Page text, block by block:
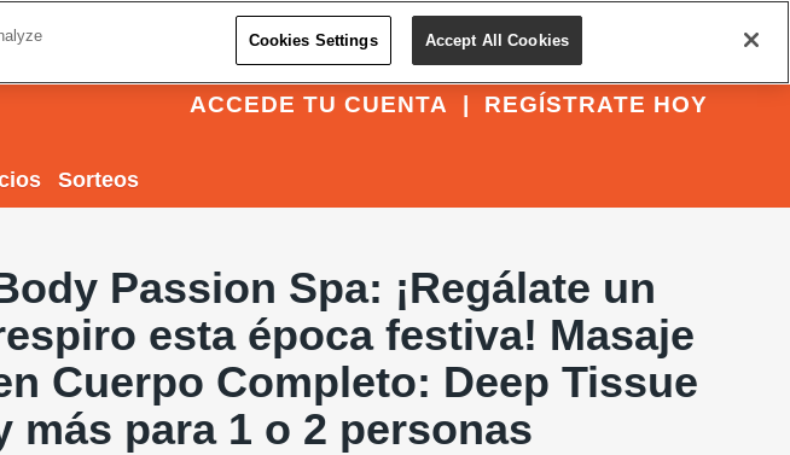
REGÍSTRATE HOY
ACCEDE TU CUENTA
Sorteos
Passion Spa: ¡Regálate un
esta época festiva! Masaje
Cuerpo Completo: Deep Tissue
más para 1 o 2 personas
Cookies Settings Accept All Cookies